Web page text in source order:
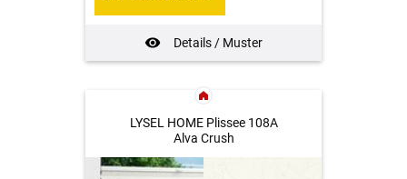
Details / Muster
LYSEL HOME Plissee 108A
Alva Crush